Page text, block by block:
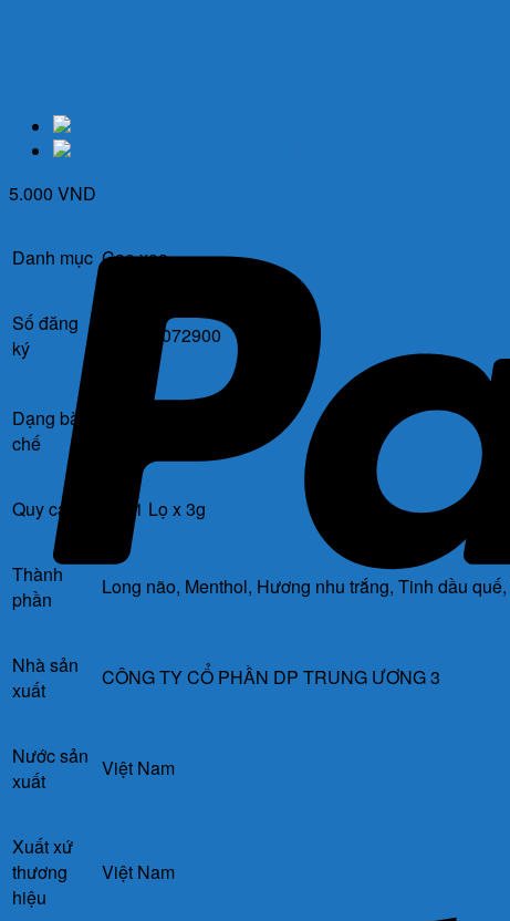
5.000 VND
Danh mục Cao xoa
Số đăng
ký
893100072900
Dạng bào
chế
Quy cách Gói 1 Lọ x 3g
Thành
phần
Long não, Menthol, Hương nhu trắng, Tinh dầu quế,
Nhà sản
xuất
CÔNG TY CỔ PHẦN DP TRUNG ƯƠNG 3
Nước sản
xuất
Việt Nam
Xuất xứ
thương
hiệu
Việt Nam